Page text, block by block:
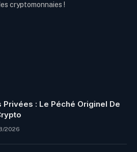
cryptomonnaies !
Privées : Le Péché Originel De
2026